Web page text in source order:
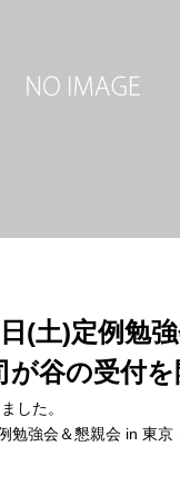
(土)定例勉
が谷の受付
した。
勉強会＆懇親会 in 東京